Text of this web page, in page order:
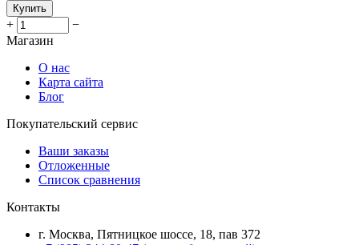
Купить
+
−
Магазин
О нас
Карта сайта
Блог
Покупательский сервис
Ваши заказы
Отложенные
Список сравнения
Контакты
г. Москва, Пятницкое шоссе, 18, пав 372